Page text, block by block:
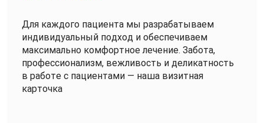
Для каждого пациента мы разрабатываем
индивидуальный подход и обеспечиваем
максимально комфортное лечение. Забота,
профессионализм, вежливость и деликатность
в работе с пациентами — наша визитная
карточка